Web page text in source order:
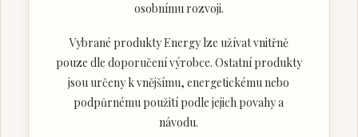
osobnímu rozvoji.
Vybrané produkty Energy lze užívat vnitřně
pouze dle doporučení výrobce. Ostatní produkty
jsou určeny k vnějšímu, energetickému nebo
podpůrnému použití podle jejich povahy a
návodu.